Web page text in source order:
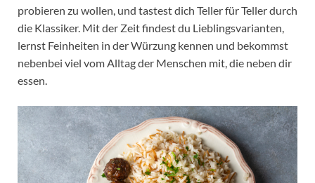
probieren zu wollen, und tastest dich Teller für Teller durch
die Klassiker. Mit der Zeit findest du Lieblingsvarianten,
lernst Feinheiten in der Würzung kennen und bekommst
nebenbei viel vom Alltag der Menschen mit, die neben dir
essen.